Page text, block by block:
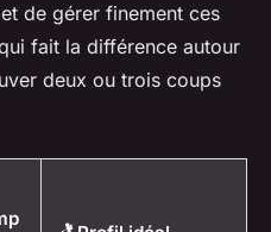
de gérer finement ces
fait la différence autour
deux ou trois coups